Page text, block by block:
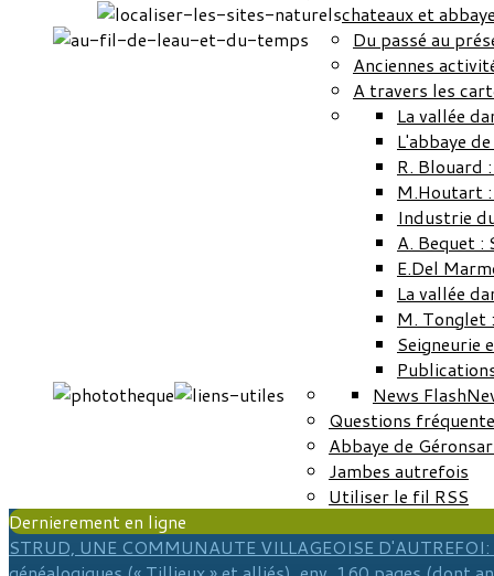
chateaux et
Du passé au
Anciennes
A travers les
La vallée
L'abbaye
R. Blouard
M.Houtart :
Industrie
A. Bequet :
E.Del
La vallée
M. Tonglet
Seigneurie
News Flash
Questions
Abbaye de
Jambes autrefois
Utiliser le fil RSS
Dernierement en ligne
STRUD, UNE COMMUNAUTE VILLAGEOISE D'AUTREFOI